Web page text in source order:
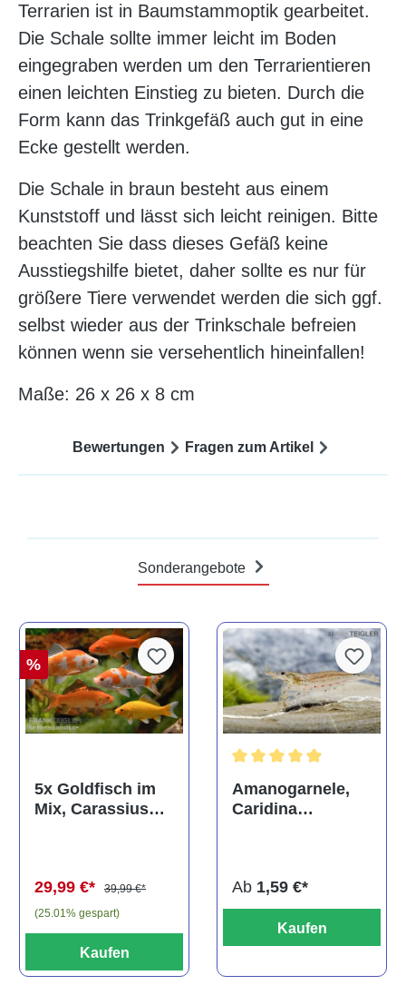
Terrarien ist in Baumstammoptik gearbeitet.
Die Schale sollte immer leicht im Boden
eingegraben werden um den Terrarientieren
einen leichten Einstieg zu bieten. Durch die
Form kann das Trinkgefäß auch gut in eine
Ecke gestellt werden.
Die Schale in braun besteht aus einem
Kunststoff und lässt sich leicht reinigen. Bitte
beachten Sie dass dieses Gefäß keine
Ausstiegshilfe bietet, daher sollte es nur für
größere Tiere verwendet werden die sich ggf.
selbst wieder aus der Trinkschale befreien
können wenn sie versehentlich hineinfallen!
Maße: 26 x 26 x 8 cm
Bewertungen Fragen zum Artikel
Sonderangebote
%
5x Goldfisch im
Mix, Carassius
29,99 €*
39,99 €*
(25.01% gespart)
Kaufen
Amanogarnele,
Caridina
Ab 1,59 €*
Kaufen